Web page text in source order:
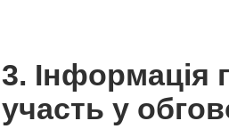
3. Інформація
участь у